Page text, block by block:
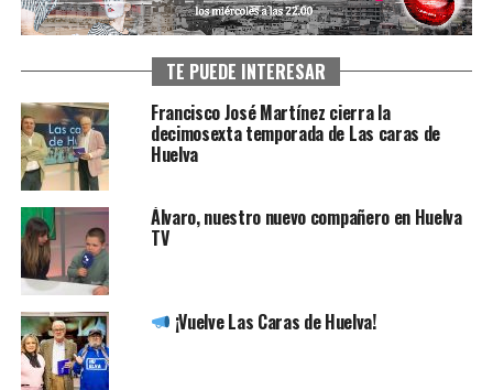
TE PUEDE INTERESAR
Francisco José Martínez cierra la
decimosexta temporada de Las caras de
Huelva
Álvaro, nuestro nuevo compañero en Huelva
TV
¡Vuelve Las Caras de Huelva!